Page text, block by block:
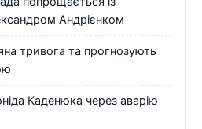
Андрієнком
тривога та прогнозують
Каденюка через аварію